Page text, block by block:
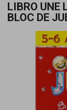
LIBRO UNE
BLOC DE